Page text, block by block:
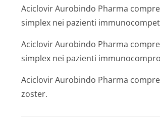
Aciclovir Aurobindo Pharma
simplex nei pazienti
Aciclovir Aurobindo Pharma
simplex nei pazienti
Aciclovir Aurobindo Pharma
zoster.